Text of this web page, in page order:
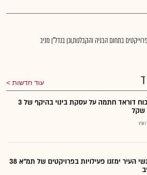
בתחום הבניה והקבלנות,וכן בנדל"ן מניב
עוד חדשות
תחנת הכוח דוראד חתמה על עסקת בינוי בהיקף של 3
שקל
ארץ
מנרב ואנשי העיר ימזגו פעילויות בפרויקטים של תמ"א 38